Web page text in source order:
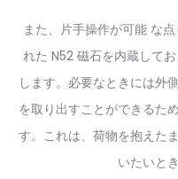
また、 片手操作が可能 な
れた N52 磁石を内蔵して
します。必要なときには外
を取り出すことができるた
す。これは、荷物を抱えた
いたいと